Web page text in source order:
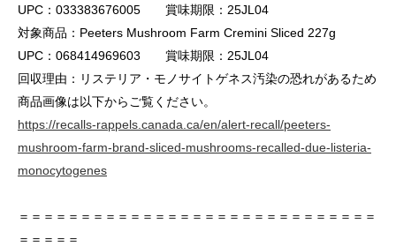
UPC：033383676005 賞味期限：25JL04
対象商品：Peeters Mushroom Farm Cremini Sliced 227g
UPC：068414969603 賞味期限：25JL04
回収理由：リステリア・モノサイトゲネス汚染の恐れがあるため
商品画像は以下からご覧ください。
https://recalls-rappels.canada.ca/en/alert-recall/peeters-
mushroom-farm-brand-sliced-mushrooms-recalled-due-listeria-
monocytogenes
＝＝＝＝＝＝＝＝＝＝＝＝＝＝＝＝＝＝＝＝＝＝＝＝＝＝＝＝＝
＝＝＝＝＝